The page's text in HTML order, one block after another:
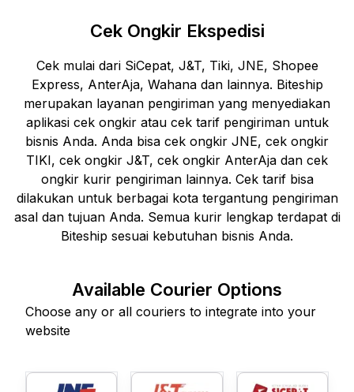
Cek Ongkir Ekspedisi
Cek mulai dari SiCepat, J&T, Tiki, JNE, Shopee
Express, AnterAja, Wahana dan lainnya. Biteship
merupakan layanan pengiriman yang menyediakan
aplikasi cek ongkir atau cek tarif pengiriman untuk
bisnis Anda. Anda bisa cek ongkir JNE, cek ongkir
TIKI, cek ongkir J&T, cek ongkir AnterAja dan cek
ongkir kurir pengiriman lainnya. Cek tarif bisa
dilakukan untuk berbagai kota tergantung pengiriman
asal dan tujuan Anda. Semua kurir lengkap terdapat di
Biteship sesuai kebutuhan bisnis Anda.
Available Courier Options
Choose any or all couriers to integrate into your
website